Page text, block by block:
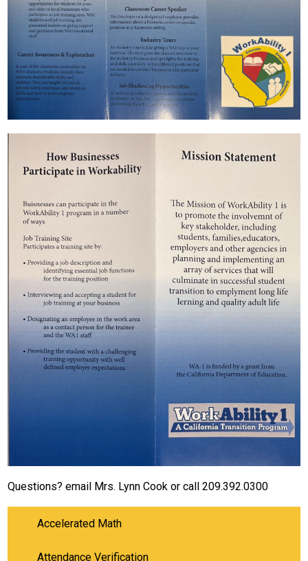
Questions? email Mrs. Lynn Cook or call 209.392.0300
Accelerated Math
Attendance Verification